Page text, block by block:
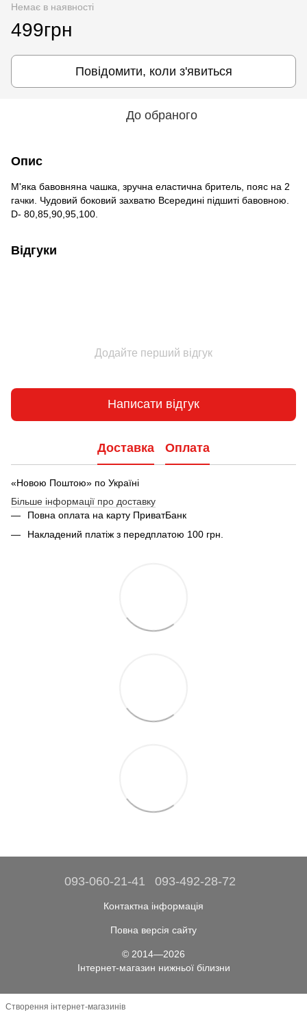
Немає в наявності
499грн
Повідомити, коли з'явиться
До обраного
Опис
М'яка бавовняна чашка, зручна еластична бритель, пояс на 2
гачки. Чудовий боковий захватю Всередині підшиті бавовною.
D- 80,85,90,95,100.
Відгуки
Додайте перший відгук
Написати відгук
Доставка Оплата
«Новою Поштою» по Україні
Більше інформації про доставку
Повна оплата на карту ПриватБанк
Накладений платіж з передплатою 100 грн.
093-060-21-41 093-492-28-72
Контактна інформація
Повна версія сайту
© 2014—2026
Інтернет-магазин нижньої білизни
Створення інтернет-магазинів